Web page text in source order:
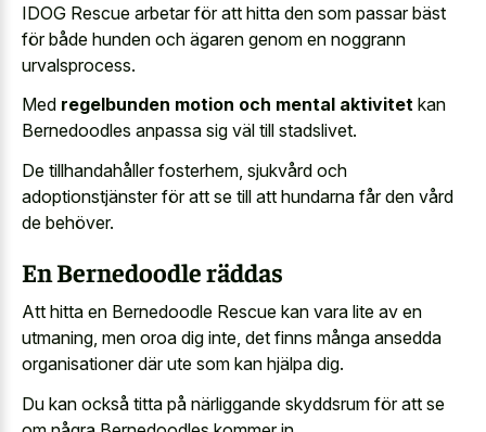
IDOG Rescue arbetar för att hitta den som passar bäst
för både hunden och ägaren genom en noggrann
urvalsprocess.
Med regelbunden motion och mental aktivitet kan
Bernedoodles anpassa sig väl till stadslivet.
De tillhandahåller fosterhem, sjukvård och
adoptionstjänster för att se till att hundarna får den vård
de behöver.
En Bernedoodle räddas
Att hitta en Bernedoodle Rescue kan vara lite av en
utmaning, men oroa dig inte, det finns många ansedda
organisationer där ute som kan hjälpa dig.
Du kan också titta på närliggande skyddsrum för att se